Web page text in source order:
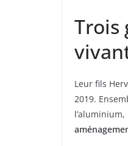
Trois
Leur fils
2019.